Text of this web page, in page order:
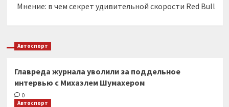
Мнение: в чем секрет удивительной скорости Red Bull
Автоспорт
Главреда журнала уволили за поддельное
интервью с Михаэлем Шумахером
0
Автоспорт